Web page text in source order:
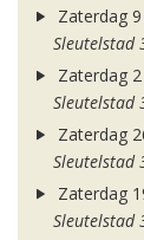
Zaterdag
Sleutelstad
Zaterdag
Sleutelstad
Zaterdag
Sleutelstad
Zaterdag
Sleutelstad